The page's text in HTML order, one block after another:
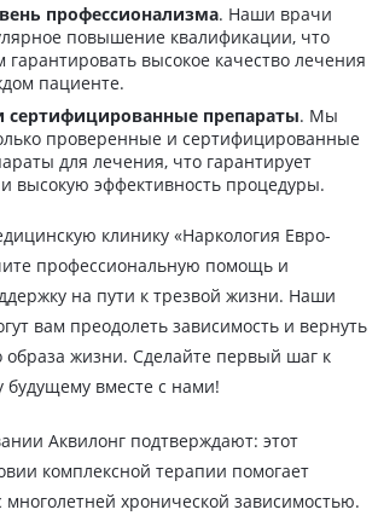
профессионализма. Наши врачи
повышение квалификации, что
гарантировать высокое качество лечения
пациенте.
сертифицированные препараты. Мы
проверенные и сертифицированные
для лечения, что гарантирует
и высокую эффективность процедуры.
клинику «Наркология Евро-
профессиональную помощь и
на пути к трезвой жизни. Наши
вам преодолеть зависимость и вернуть
образа жизни. Сделайте первый шаг к
будущему вместе с нами!
Аквилонг подтверждают: этот
комплексной терапии помогает
многолетней хронической зависимостью.